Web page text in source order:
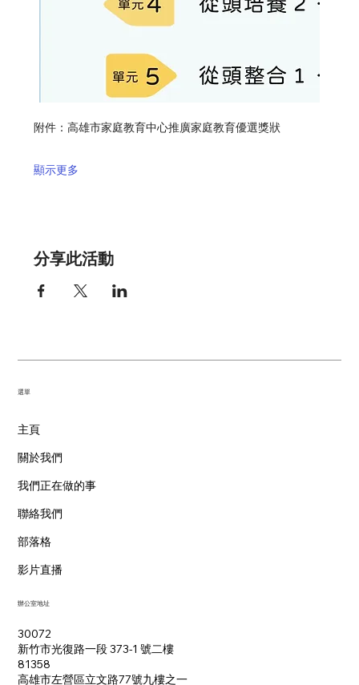
附件：高雄市家庭教育中心推廣家庭教育優選獎狀
顯示更多
分享此活動
主頁
關於我們
我們正在做的事
聯絡我們
部落格
影片直播
​選單
辦公室地址
30072
新竹市光復路一段 373-1 號二樓
81358
​高雄市左營區立文路77號九樓之一